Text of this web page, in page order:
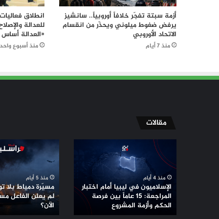
أزمة سبتة تفجّر خلافاً أوروبياً.. سانشيز
يرفض ضغوط ميلوني ويحذّر من انقسام
الاتحاد الأوروبي
منذ 7 أيام
انطلاق
للعدالة
«العدالة
منذ أسبوع واحد
مقالات
الإسلاميون
ليبيا
أمام
اختبار
المراجعة:
عاماً
منذ 4 أيام
الإسلاميون في ليبيا أمام اختبار
المراجعة: 15 عاماً بين فرصة
الحكم وأزمة المشروع
مسيّرة
دمياط
بلا
توقيع
لماذا
لم
يعلن
منذ 5 أيام
مسيّرة دمياط بلا
لم يعلن الفاعل
الآن؟